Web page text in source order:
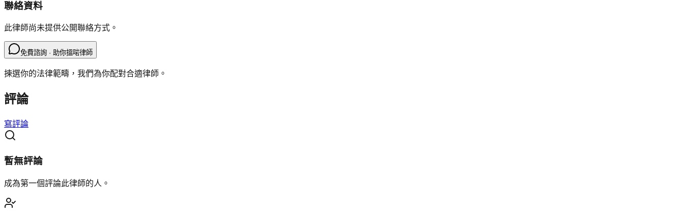
聯絡資料
此律師尚未提供公開聯絡方式。
免費諮詢 · 助你搵啱律師
揀選你的法律範疇，我們為你配對合適律師。
評論
寫評論
暫無評論
成為第一個評論此律師的人。